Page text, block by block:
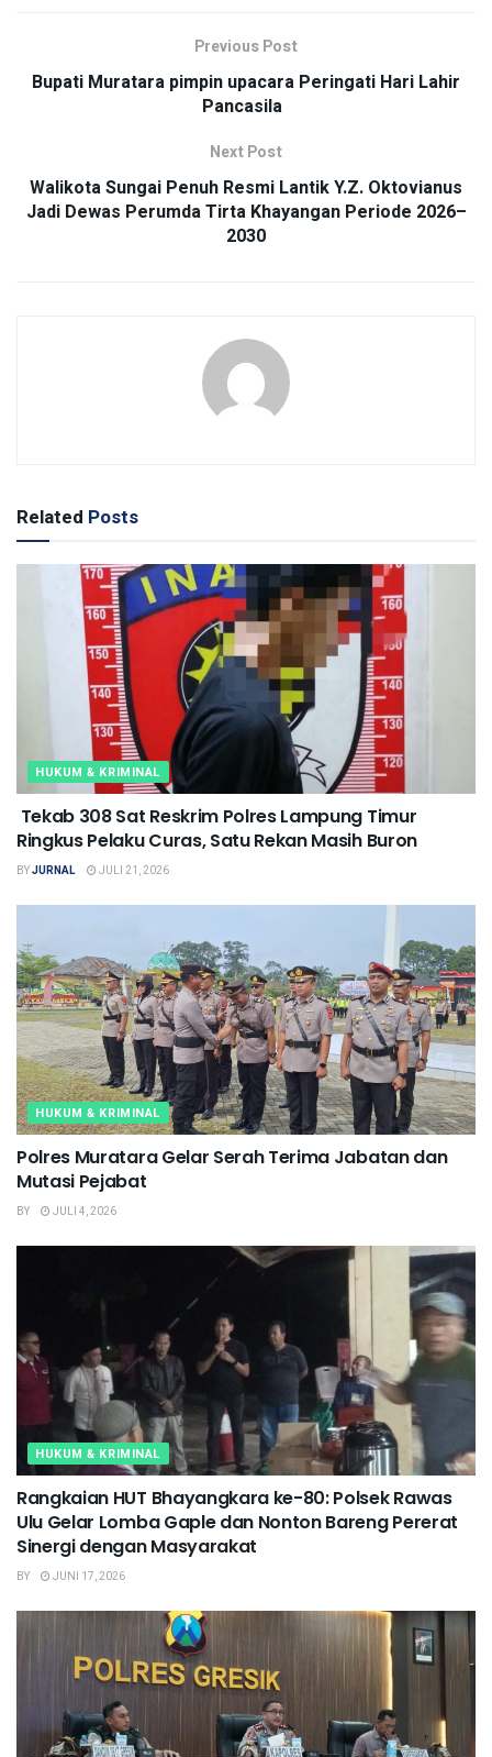
Previous Post
Bupati Muratara pimpin upacara Peringati Hari Lahir
Pancasila
Next Post
Walikota Sungai Penuh Resmi Lantik Y.Z. Oktovianus
Jadi Dewas Perumda Tirta Khayangan Periode 2026–
2030
Related Posts
HUKUM & KRIMINAL
Tekab 308 Sat Reskrim Polres Lampung Timur
Ringkus Pelaku Curas, Satu Rekan Masih Buron
BYJURNAL JULI 21, 2026
HUKUM & KRIMINAL
Polres Muratara Gelar Serah Terima Jabatan dan
Mutasi Pejabat
BY JULI 4, 2026
HUKUM & KRIMINAL
Rangkaian HUT Bhayangkara ke-80: Polsek Rawas
Ulu Gelar Lomba Gaple dan Nonton Bareng Pererat
Sinergi dengan Masyarakat
BY JUNI 17, 2026